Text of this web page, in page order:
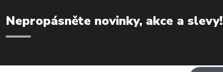
Nepropásněte novinky, akce a slevy!